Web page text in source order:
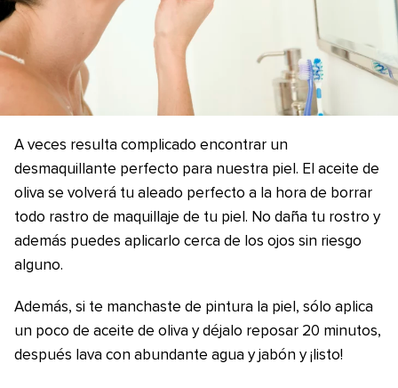
A veces resulta complicado encontrar un
desmaquillante perfecto para nuestra piel. El aceite de
oliva se volverá tu aleado perfecto a la hora de borrar
todo rastro de maquillaje de tu piel. No daña tu rostro y
además puedes aplicarlo cerca de los ojos sin riesgo
alguno.
Además, si te manchaste de pintura la piel, sólo aplica
un poco de aceite de oliva y déjalo reposar 20 minutos,
después lava con abundante agua y jabón y ¡listo!